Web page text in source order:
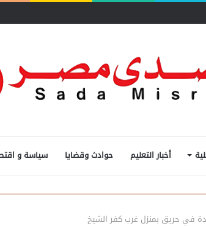
المجالس المحلية بحماة الوطن بالبحيرة يحدد الأولويات
أخبار التعليم حوادث وقضايا سياسة و
في حريق بمنزل غرب كفر الشيخ